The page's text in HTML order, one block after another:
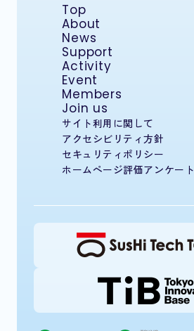
Top
About
News
Support
Activity
Event
Members
Join us
サイト利用に関して
アクセシビリティ方針
セキュリティポリシー
ホームページ評価アンケート